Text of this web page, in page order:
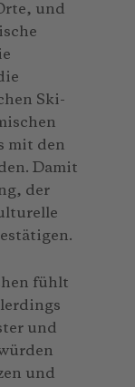
und
Ski-
mit den
Damit
der
fühlt
und
und